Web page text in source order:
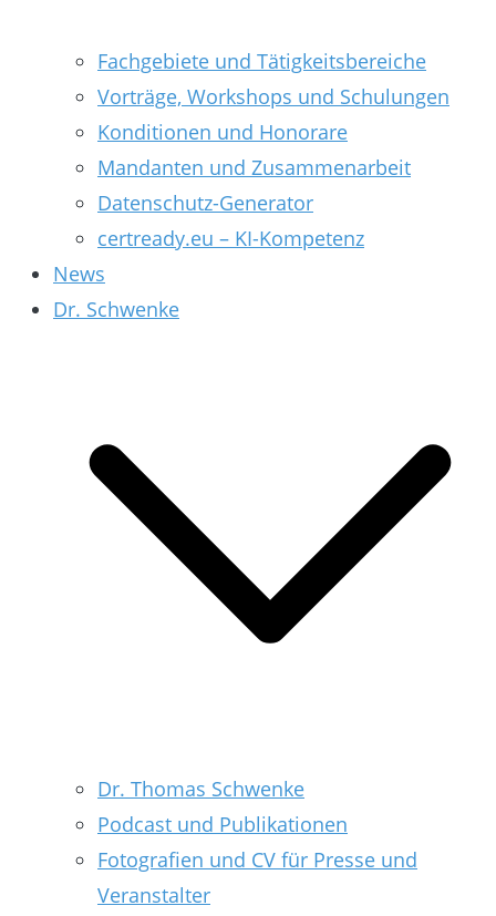
Fachgebiete und Tätigkeitsbereiche
Vorträge, Workshops und Schulungen
Konditionen und Honorare
Mandanten und Zusammenarbeit
Datenschutz-Generator
certready.eu – KI-Kompetenz
News
Dr. Schwenke
Dr. Thomas Schwenke
Podcast und Publikationen
Fotografien und CV für Presse und
Veranstalter